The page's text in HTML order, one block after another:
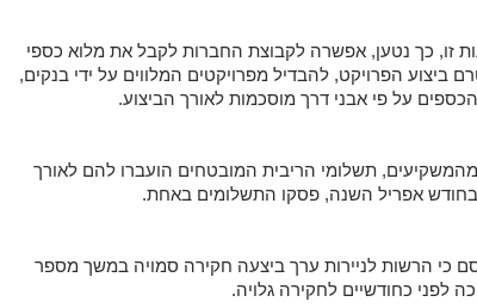
זו, כך נטען, אפשרה לקבוצת החברות לקבל את מלוא כספי
ביצוע הפרויקט, להבדיל מפרויקטים המלווים על ידי בנקים,
על פי אבני דרך מוסכמות לאורך הביצוע.
תשלומי הריבית המובטחים הועברו להם לאורך
בחודש אפריל השנה, פסקו התשלומים באחת.
כי הרשות לניירות ערך ביצעה חקירה סמויה במשך מספר
לפני כחודשיים לחקירה גלויה.